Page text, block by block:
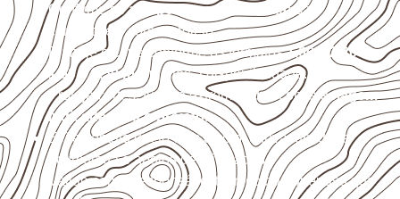
Confirme se a espessura e o formatosão
compatíveis com o projeto.
Planeje o corte conforme os formatos1,60 × 2,20 m e
1,60 × 2,50 m, sujeitos à disponibilidade.
Proteja cortes, furos e extremidades com aselagem
indicada para o projeto.
Evite contato direto com o solo, chuva, umidade
acumulada e apoios desnivelados.
Valide com o responsável técnico qualquer uso que